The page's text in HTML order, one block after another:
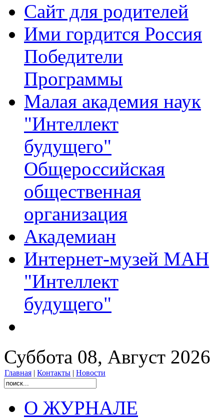
Сайт для родителей
Ими гордится Россия
Победители
Программы
Малая академия наук
"Интеллект
будущего"
Общероссийская
общественная
организация
Академиан
Интернет-музей МАН
"Интеллект
будущего"
Суббота 08, Август 2026
Главная | Контакты | Новости
О ЖУРНАЛЕ